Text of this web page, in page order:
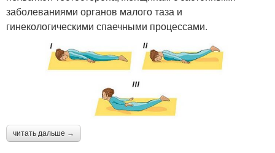
заболеваниями органов малого таза и
гинекологическими спаечными процессами.
читать дальше →